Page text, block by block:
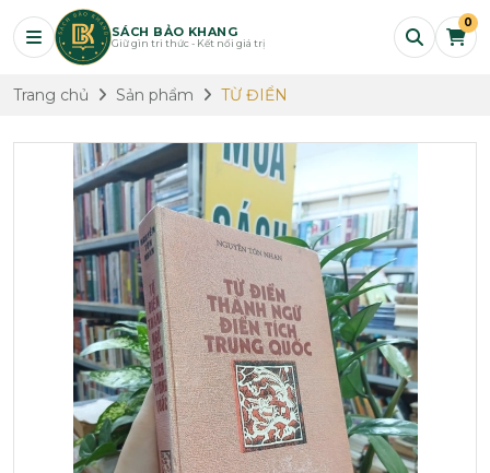
SÁCH BẢO KHANG
Giữ gìn tri thức - Kết nối giá trị
0
Trang chủ Sản phẩm TỪ ĐIỂN